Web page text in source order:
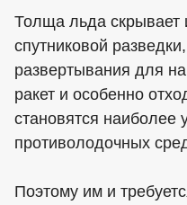
Толща льда скрывает
спутниковой
развертывания для
ракет и особенно
становятся наиболее
противолодочных
Поэтому им и